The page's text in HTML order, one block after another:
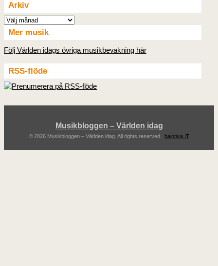
Arkiv
Arkiv
Mer musik
Följ Världen idags övriga musikbevakning här
RSS-flöde
Musikbloggen – Världen idag
© 2026 Musikbloggen – Världen idag. All rights reserved.. balonka IT